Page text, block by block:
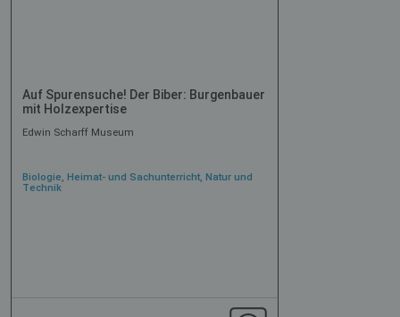
Auf Spurensuche! Der Biber: Burgenbauer
mit Holzexpertise
Edwin Scharff Museum
Biologie, Heimat- und Sachunterricht, Natur und
Technik